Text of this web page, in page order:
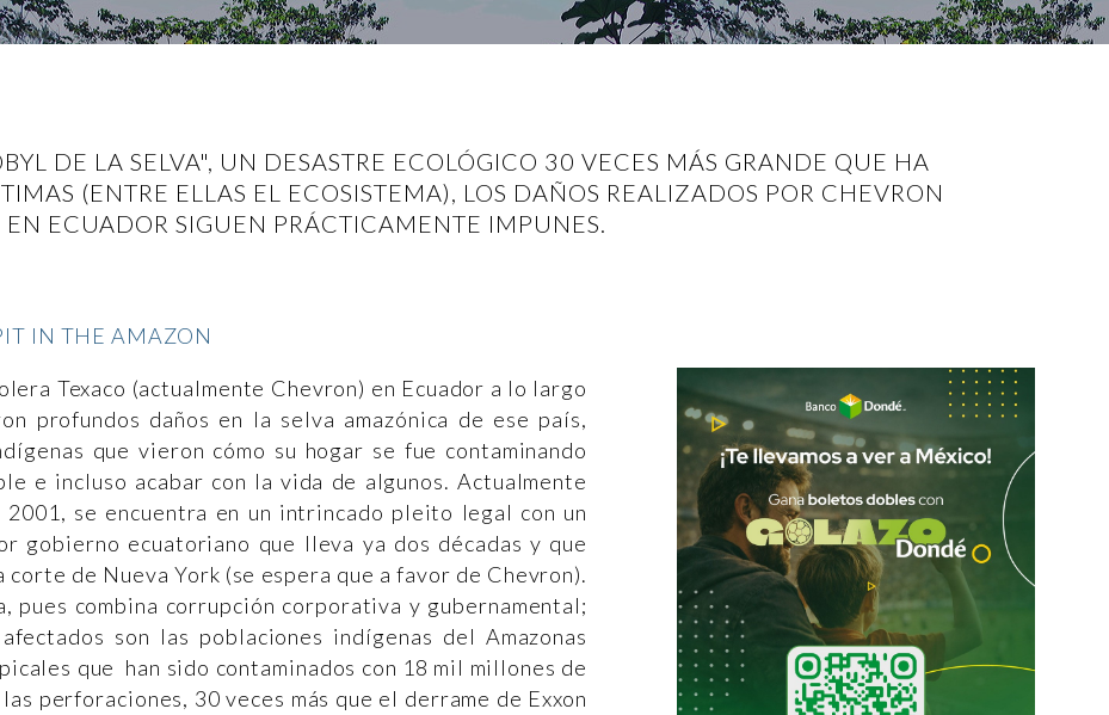
DE LA SELVA", UN DESASTRE ECOLÓGICO 30 VECES MÁS GRANDE QUE HA
(ENTRE ELLAS EL ECOSISTEMA), LOS DAÑOS REALIZADOS POR CHEVRON
EN ECUADOR SIGUEN PRÁCTICAMENTE IMPUNES.
Texaco (actualmente Chevron) en Ecuador a lo largo
profundos daños en la selva amazónica de ese país,
que vieron cómo su hogar se fue contaminando
e incluso acabar con la vida de algunos. Actualmente
se encuentra en un intrincado pleito legal con un
gobierno ecuatoriano que lleva ya dos décadas y que
de Nueva York (se espera que a favor de Chevron).
pues combina corrupción corporativa y gubernamental;
son las poblaciones indígenas del Amazonas
que han sido contaminados con 18 mil millones de
perforaciones, 30 veces más que el derrame de Exxon